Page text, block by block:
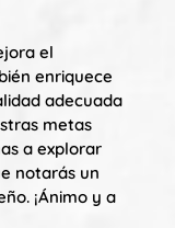
el
enriquece
adecuada
metas
a explorar
notarás un
¡Ánimo y a